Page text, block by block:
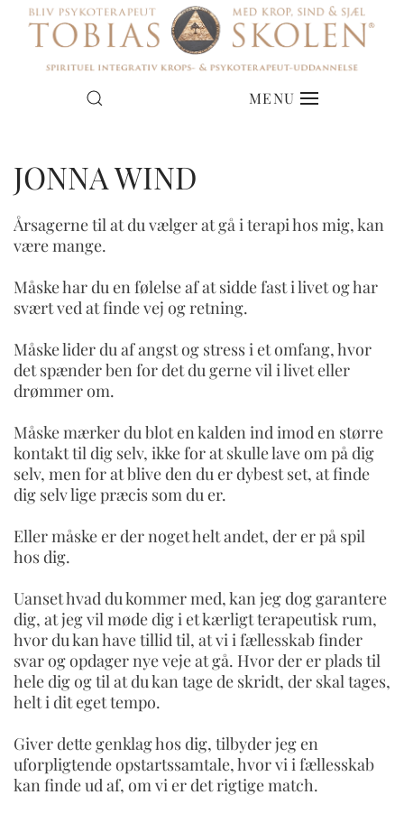
MENU
JONNA WIND
Årsagerne til at du vælger at gå i terapi hos mig, kan
være mange.
Måske har du en følelse af at sidde fast i livet og har
svært ved at finde vej og retning.
Måske lider du af angst og stress i et omfang, hvor
det spænder ben for det du gerne vil i livet eller
drømmer om.
Måske mærker du blot en kalden ind imod en større
kontakt til dig selv, ikke for at skulle lave om på dig
selv, men for at blive den du er dybest set, at finde
dig selv lige præcis som du er.
Eller måske er der noget helt andet, der er på spil
hos dig.
Uanset hvad du kommer med, kan jeg dog garantere
dig, at jeg vil møde dig i et kærligt terapeutisk rum,
hvor du kan have tillid til, at vi i fællesskab finder
svar og opdager nye veje at gå. Hvor der er plads til
hele dig og til at du kan tage de skridt, der skal tages,
helt i dit eget tempo.
Giver dette genklag hos dig, tilbyder jeg en
uforpligtende opstartssamtale, hvor vi i fællesskab
kan finde ud af, om vi er det rigtige match.